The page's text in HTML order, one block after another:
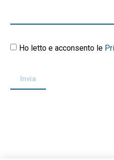
Ho letto e acconsento le
Invia